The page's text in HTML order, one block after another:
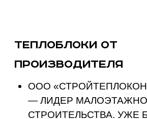
КОТОРЫХ:
ХАРАКТЕРИСТИКИ, БЛАГОДАРЯ
ТРЕХСЛОЙНЫЕ БЛОКИ ПОЗВОЛЯЮТ
СУЩЕСТВЕННО СЭКОНОМИТЬ НА
ОТОПЛЕНИИ — ПРИМЕРНО НА 40%.